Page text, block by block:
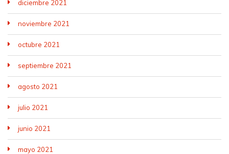
diciembre 2021
noviembre 2021
octubre 2021
septiembre 2021
agosto 2021
julio 2021
junio 2021
mayo 2021